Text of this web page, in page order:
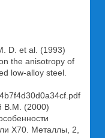
D. et al. (1993)
the anisotropy of
low-alloy steel.
В.М. (2000)
Х70. Металлы, 2,